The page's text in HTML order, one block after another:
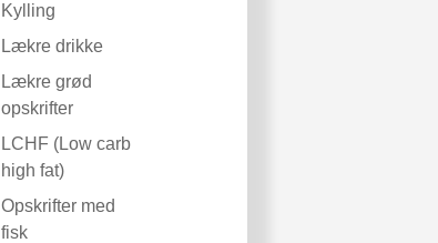
Kylling
Lækre drikke
Lækre grød
opskrifter
LCHF (Low carb
high fat)
Opskrifter med
fisk